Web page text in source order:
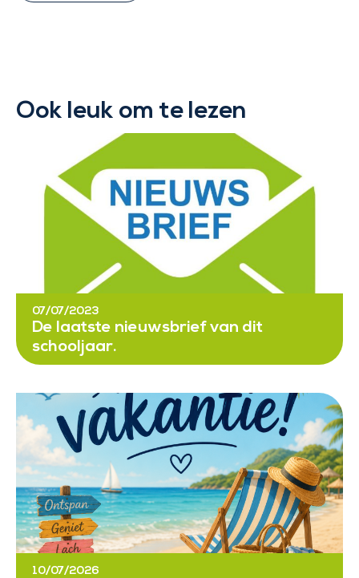
Ook leuk om te lezen
07/07/2023
De laatste nieuwsbrief van dit
schooljaar.
10/07/2026